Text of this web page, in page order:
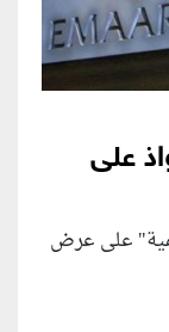
على
على عرض